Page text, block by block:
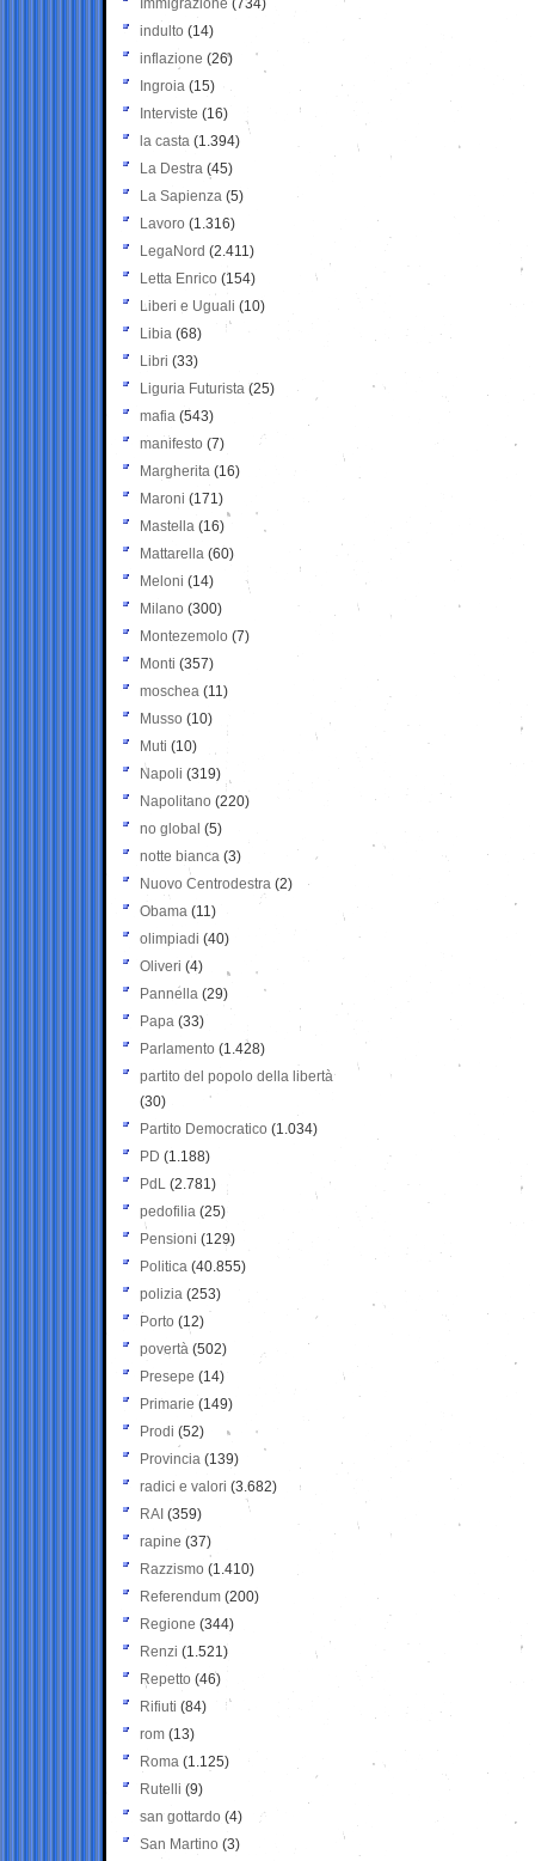
Immigrazione (734)
indulto (14)
inflazione (26)
Ingroia (15)
Interviste (16)
la casta (1.394)
La Destra (45)
La Sapienza (5)
Lavoro (1.316)
LegaNord (2.411)
Letta Enrico (154)
Liberi e Uguali (10)
Libia (68)
Libri (33)
Liguria Futurista (25)
mafia (543)
manifesto (7)
Margherita (16)
Maroni (171)
Mastella (16)
Mattarella (60)
Meloni (14)
Milano (300)
Montezemolo (7)
Monti (357)
moschea (11)
Musso (10)
Muti (10)
Napoli (319)
Napolitano (220)
no global (5)
notte bianca (3)
Nuovo Centrodestra (2)
Obama (11)
olimpiadi (40)
Oliveri (4)
Pannella (29)
Papa (33)
Parlamento (1.428)
partito del popolo della libertà
(30)
Partito Democratico (1.034)
PD (1.188)
PdL (2.781)
pedofilia (25)
Pensioni (129)
Politica (40.855)
polizia (253)
Porto (12)
povertà (502)
Presepe (14)
Primarie (149)
Prodi (52)
Provincia (139)
radici e valori (3.682)
RAI (359)
rapine (37)
Razzismo (1.410)
Referendum (200)
Regione (344)
Renzi (1.521)
Repetto (46)
Rifiuti (84)
rom (13)
Roma (1.125)
Rutelli (9)
san gottardo (4)
San Martino (3)